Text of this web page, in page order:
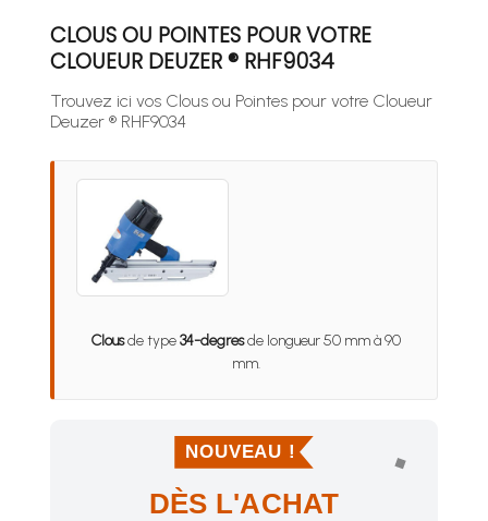
CLOUS OU POINTES POUR VOTRE
CLOUEUR DEUZER ® RHF9034
Trouvez ici vos Clous ou Pointes pour votre Cloueur
Deuzer ® RHF9034
Clousde type34-degresde longueur 50 mm à 90
mm.
NOUVEAU !
DÈS L'ACHAT